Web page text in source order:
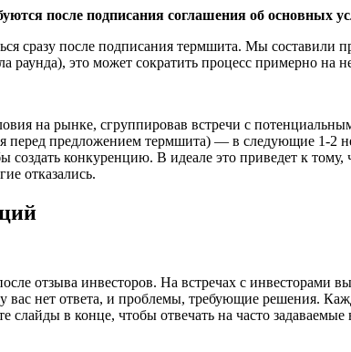
после подписания соглашения об основных
сразу после подписания термшита. Мы
раунда), это может сократить процесс примерно на
на рынке, сгруппировав встречи с
перед предложением термшита) — в следующие 1-2
конкуренцию. В идеале это приведет к
отказались.
отзыва инвесторов. На встречах с инвесторами
нет ответа, и проблемы, требующие решения.
слайды в конце, чтобы отвечать на часто